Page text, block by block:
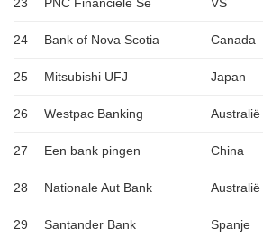
23 PNC Financiële Se VS
24 Bank of Nova Scotia Canada
25 Mitsubishi UFJ Japan
26 Westpac Banking Australië
27 Een bank pingen China
28 Nationale Aut Bank Australië
29 Santander Bank Spanje